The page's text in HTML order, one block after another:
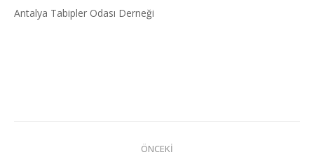
Antalya Tabipler Odası Derneği
ÖNCEKI